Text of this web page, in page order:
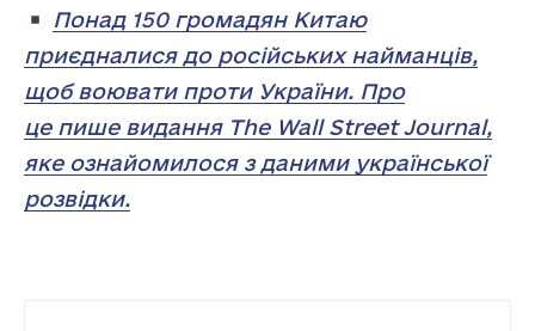
Понад 150 громадян Китаю
приєдналися до російських найманців,
щоб воювати проти України. Про
це пише видання The Wall Street Journal,
яке ознайомилося з даними української
розвідки.